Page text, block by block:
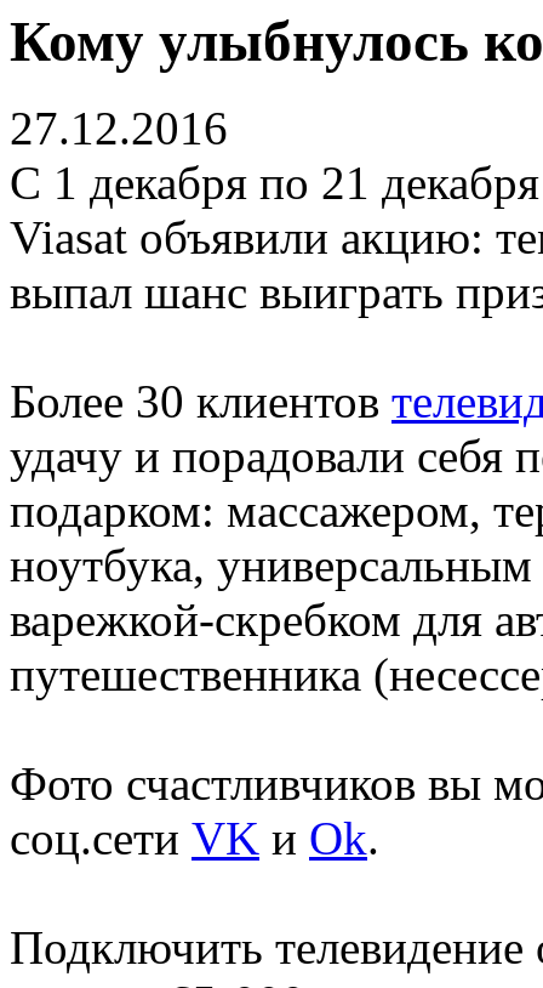
Кому улыбнулось
27.12.2016
С 1 декабря по 21
Viasat объявили акцию:
выпал шанс выиграть
Более 30 клиентов
удачу и порадовали
подарком: массажером,
ноутбука,
варежкой-скребком для
путешественника
Фото счастливчиков вы
соц.сети VK и Ok.
Подключить